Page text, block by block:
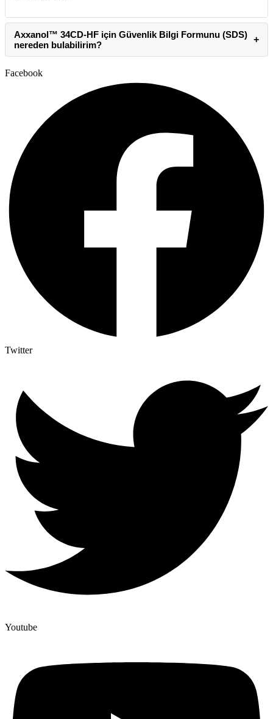
Axxanol™ 34CD-HF için Güvenlik Bilgi Formunu (SDS)
nereden bulabilirim?
+
Facebook
Twitter
Youtube